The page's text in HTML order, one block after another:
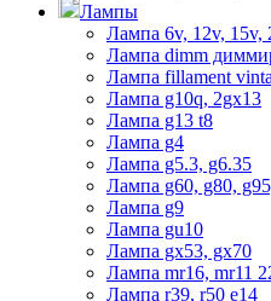
Лампы
Лампа 6v, 12v, 15v,
Лампа dimm
Лампа fillament
Лампа g10q, 2gx13
Лампа g13 t8
Лампа g4
Лампа g5.3, g6.35
Лампа g60, g80,
Лампа g9
Лампа gu10
Лампа gx53, gx70
Лампа mr16, mr11
Лампа r39, r50 е14